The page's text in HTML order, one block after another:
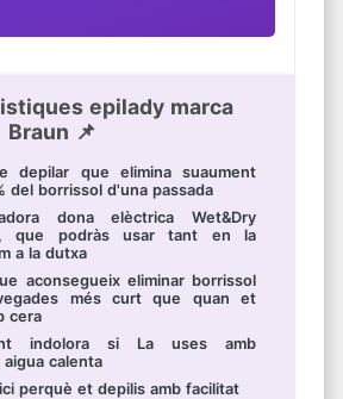
epilady marca
Braun 📌
depilar que elimina suaument
del borrissol d'una passada
dona elèctrica Wet&Dry
que podràs usar tant en la
a la dutxa
aconsegueix eliminar borrissol
més curt que quan et
cera
indolora si La uses amb
calenta
perquè et depilis amb facilitat